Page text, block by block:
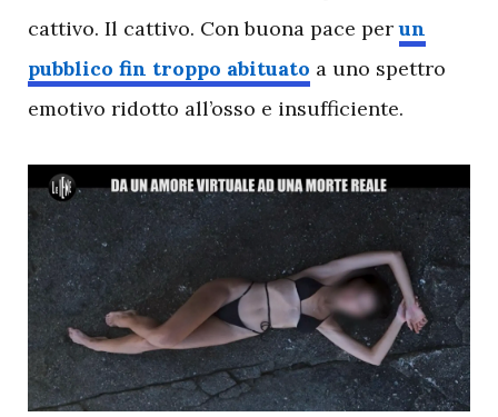
cattivo. Il cattivo. Con buona pace perun
pubblico fin troppo abituato a uno spettro
emotivo ridotto all’osso e insufficiente.